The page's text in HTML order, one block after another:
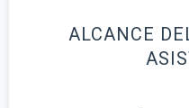
ALCANCE